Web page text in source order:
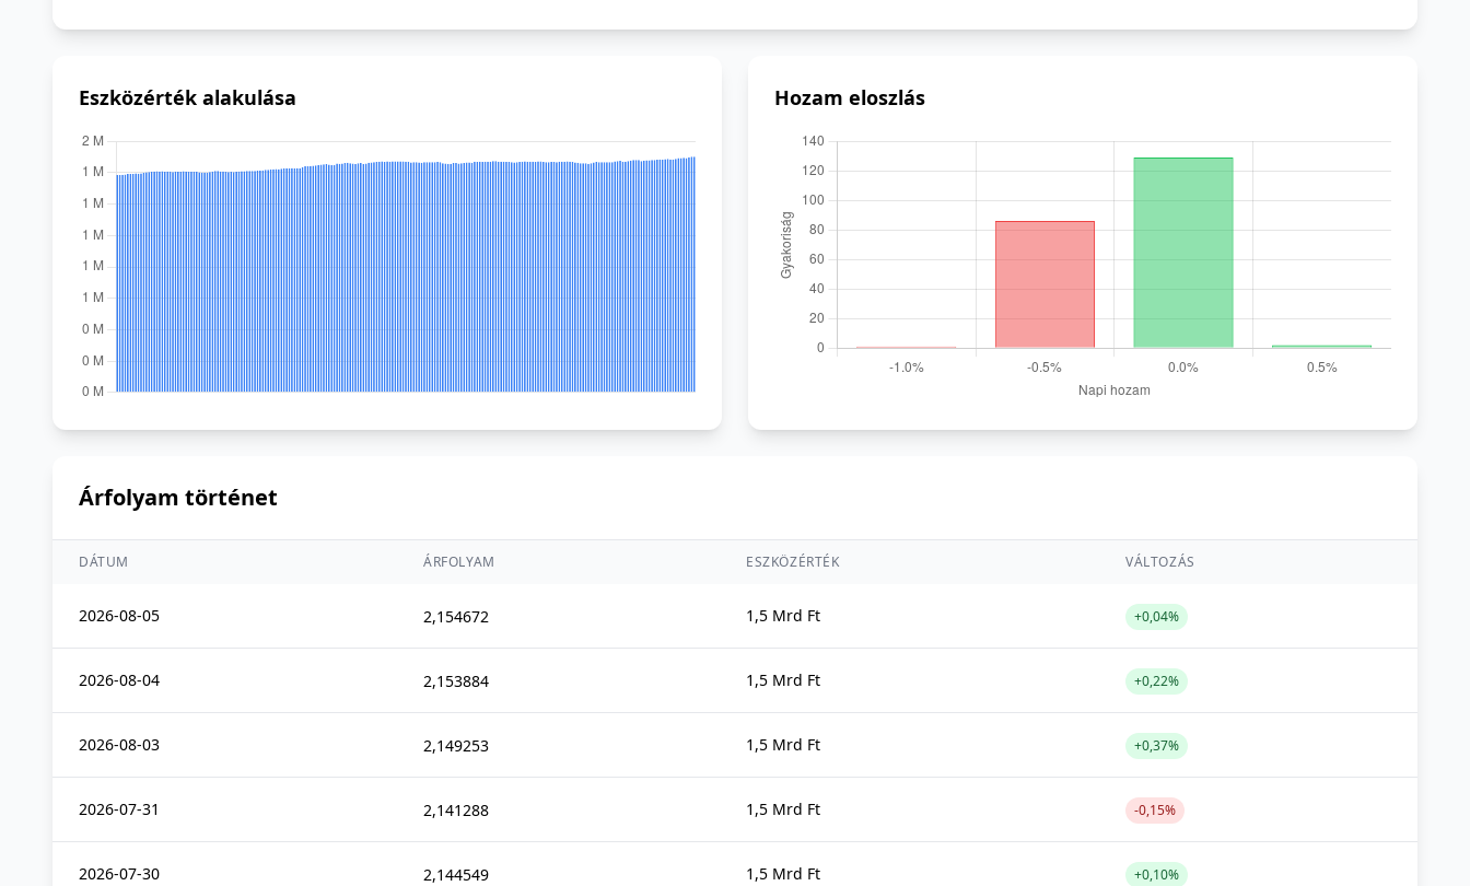
Eszközérték alakulása Hozam eloszlás
Árfolyam történet
DÁTUM ÁRFOLYAM ESZKÖZÉRTÉK VÁLTOZÁS
2026-08-05 2,154672 1,5 Mrd Ft +0,04%
2026-08-04 2,153884 1,5 Mrd Ft +0,22%
2026-08-03 2,149253 1,5 Mrd Ft +0,37%
2026-07-31 2,141288 1,5 Mrd Ft -0,15%
2026-07-30 2,144549 1,5 Mrd Ft +0,10%